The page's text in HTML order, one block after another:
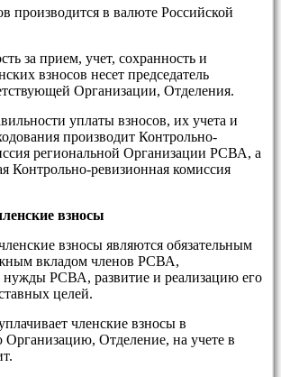
производится в валюте Российской
за прием, учет, сохранность и
взносов несет председатель
Организации, Отделения.
уплаты взносов, их учета и
производит Контрольно-
региональной Организации РСВА, а
Контрольно-ревизионная комиссия
взносы
взносы являются обязательным
вкладом членов РСВА,
РСВА, развитие и реализацию его
целей.
членские взносы в
Организацию, Отделение, на учете в